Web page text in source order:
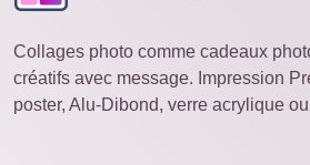
Collages photo comme cadeaux
créatifs avec message. Impression
poster, Alu-Dibond, verre acrylique